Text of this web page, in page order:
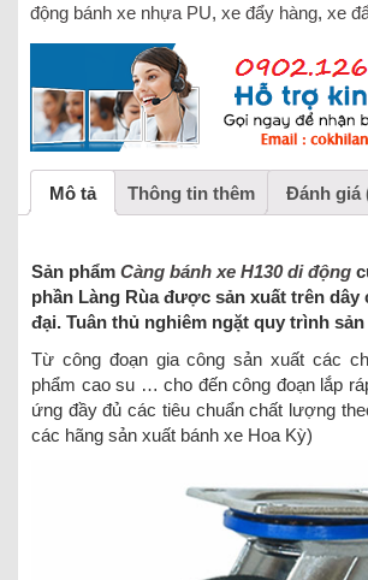
động bánh xe nhựa PU, xe đẩy hàng, xe
Mô tả Thông tin thêm Đánh giá
Sản phẩm Càng bánh xe H130 di động
phần Làng Rùa được sản xuất trên dây
đại. Tuân thủ nghiêm ngặt quy trình
Từ công đoạn gia công sản xuất các
phẩm cao su … cho đến công đoạn lắp
ứng đầy đủ các tiêu chuẩn chất lượng
các hãng sản xuất bánh xe Hoa Kỳ)